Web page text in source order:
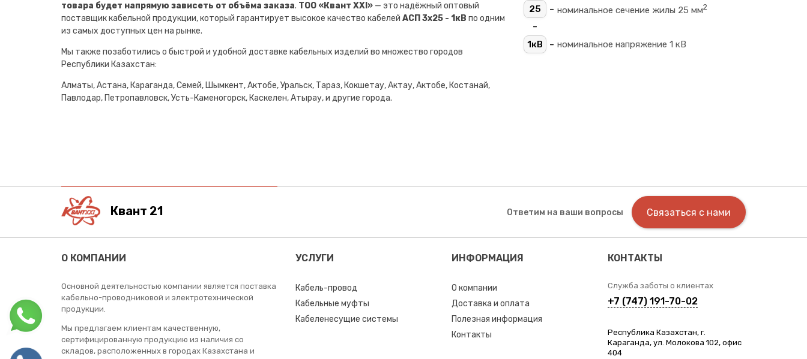
товара будет напрямую зависеть от объёма заказа. ТОО «Квант XXI» — это надёжный оптовый
поставщик кабельной продукции, который гарантирует высокое качество кабелей АСП 3х25 - 1кВ по одним
из самых доступных цен на рынке.
Мы также позаботились о быстрой и удобной доставке кабельных изделий во множество городов
Республики Казахстан:
Алматы, Астана, Караганда, Семей, Шымкент, Актобе, Уральск, Тараз, Кокшетау, Актау, Актобе, Костанай,
Павлодар, Петропавловск, Усть-Каменогорск, Каскелен, Атырау, и другие города.
25 - номинальное сечение жилы 25 мм2
-
1кВ - номинальное напряжение 1 кВ
Квант 21 Ответим на ваши вопросы Связаться с нами
О КОМПАНИИ
Основной деятельностью компании является поставка
кабельно-проводниковой и электротехнической
продукции.
Мы предлагаем клиентам качественную,
сертифицированную продукцию из наличия со
складов, расположенных в городах Казахстана и
УСЛУГИ
Кабель-провод
Кабельные муфты
Кабеленесущие системы
ИНФОРМАЦИЯ
О компании
Доставка и оплата
Полезная информация
Контакты
КОНТАКТЫ
Служба заботы о клиентах
+7 (747) 191-70-02
Республика Казахстан, г.
Караганда, ул. Молокова 102, офис
404